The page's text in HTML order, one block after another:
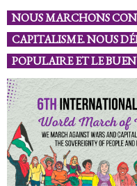
NOUS MARCHONS
CAPITALISME. NOUS
POPULAIRE ET LE